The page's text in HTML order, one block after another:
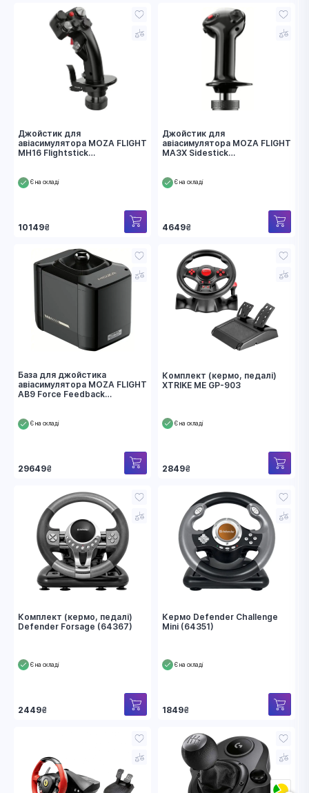
Джойстик для
авіасимулятора MOZA FLIGHT
MH16 Flightstick
Є на складі
10149₴
Джойстик для
авіасимулятора MOZA FLIGHT
MA3X Sidestick
Є на складі
4649₴
База для джойстика
авіасимулятора MOZA FLIGHT
AB9 Force Feedback
Є на складі
29649₴
Комплект (кермо, педалі)
XTRIKE ME GP-903
Є на складі
2849₴
Комплект (кермо, педалі)
Defender Forsage (64367)
Є на складі
2449₴
Кермо Defender Challenge
Mini (64351)
Є на складі
1849₴